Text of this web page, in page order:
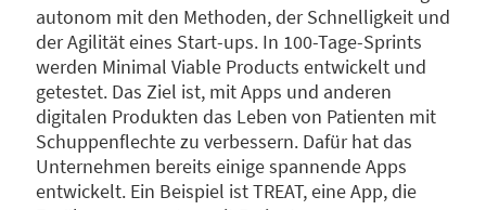
autonom mit den Methoden, der Schnelligkeit und
der Agilität eines Start-ups. In 100-Tage-Sprints
werden Minimal Viable Products entwickelt und
getestet. Das Ziel ist, mit Apps und anderen
digitalen Produkten das Leben von Patienten mit
Schuppenflechte zu verbessern. Dafür hat das
Unternehmen bereits einige spannende Apps
entwickelt. Ein Beispiel ist TREAT, eine App, die